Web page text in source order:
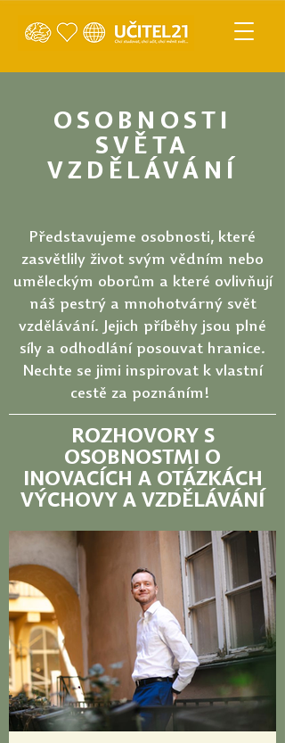
OSOBNOSTI
SVĚTA
VZDĚLÁVÁNÍ
Představujeme osobnosti, které
zasvětlily život svým vědním nebo
uměleckým oborům a které ovlivňují
náš pestrý a mnohotvárný svět
vzdělávání. Jejich příběhy jsou plné
síly a odhodlání posouvat hranice.
Nechte se jimi inspirovat k vlastní
cestě za poznáním!
ROZHOVORY S
OSOBNOSTMI O
INOVACÍCH A OTÁZKÁCH
VÝCHOVY A VZDĚLÁVÁNÍ